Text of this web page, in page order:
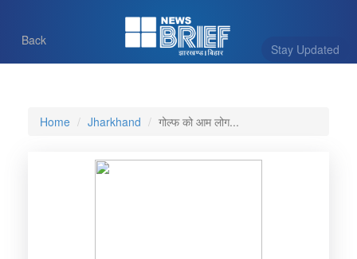
Stay Updated
Back
Home Jharkhand गोल्फ को आम लोग...